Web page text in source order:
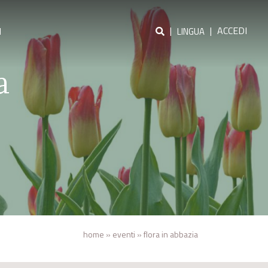
| LINGUA | ACCEDI
home » eventi »flora in abbazia